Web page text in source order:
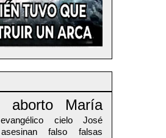
aborto María
evangélico cielo
José
asesinan falso falsas